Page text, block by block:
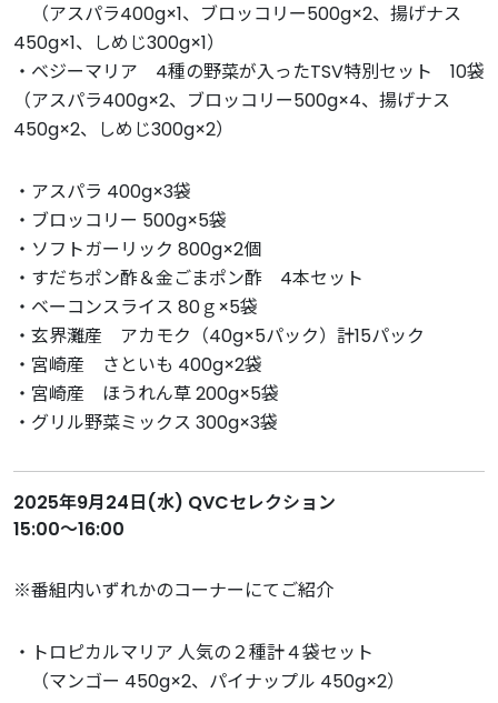
（アスパラ400g×1、ブロッコリー500g×2、揚げナス
450g×1、しめじ300g×1）
・ベジーマリア 4種の野菜が入ったTSV特別セット 10袋
（アスパラ400g×2、ブロッコリー500g×4、揚げナス
450g×2、しめじ300g×2）
・アスパラ 400g×3袋
・ブロッコリー 500g×5袋
・ソフトガーリック 800g×2個
・すだちポン酢＆金ごまポン酢 4本セット
・ベーコンスライス 80ｇ×5袋
・玄界灘産 アカモク（40g×5パック）計15パック
・宮崎産 さといも 400g×2袋
・宮崎産 ほうれん草 200g×5袋
・グリル野菜ミックス 300g×3袋
2025年9月24日(水) QVCセレクション
15:00～16:00
※番組内いずれかのコーナーにてご紹介
・トロピカルマリア 人気の２種計４袋セット
（マンゴー 450g×2、パイナップル 450g×2）